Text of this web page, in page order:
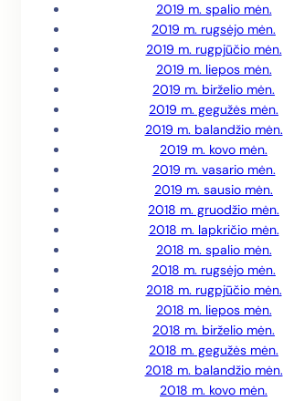
2019 m. spalio mėn.
2019 m. rugsėjo mėn.
2019 m. rugpjūčio mėn.
2019 m. liepos mėn.
2019 m. birželio mėn.
2019 m. gegužės mėn.
2019 m. balandžio mėn.
2019 m. kovo mėn.
2019 m. vasario mėn.
2019 m. sausio mėn.
2018 m. gruodžio mėn.
2018 m. lapkričio mėn.
2018 m. spalio mėn.
2018 m. rugsėjo mėn.
2018 m. rugpjūčio mėn.
2018 m. liepos mėn.
2018 m. birželio mėn.
2018 m. gegužės mėn.
2018 m. balandžio mėn.
2018 m. kovo mėn.